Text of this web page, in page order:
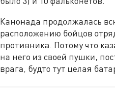
Канонада продолжалась
расположению бойцов
противника. Потому что
на него из своей пушки,
врага, будто тут целая